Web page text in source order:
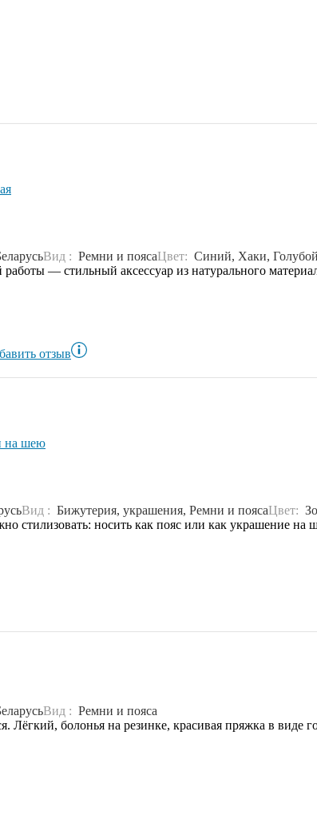
Вид : Ремни и поясаЦвет: Синий, Хаки,
— стильный аксессуар из натурального
отзыв
на шею
Вид : Бижутерия, украшения, Ремни и поясаЦвет:
стилизовать: носить как пояс или как украшение
Вид : Ремни и пояса
Лёгкий, болонья на резинке, красивая пряжка в